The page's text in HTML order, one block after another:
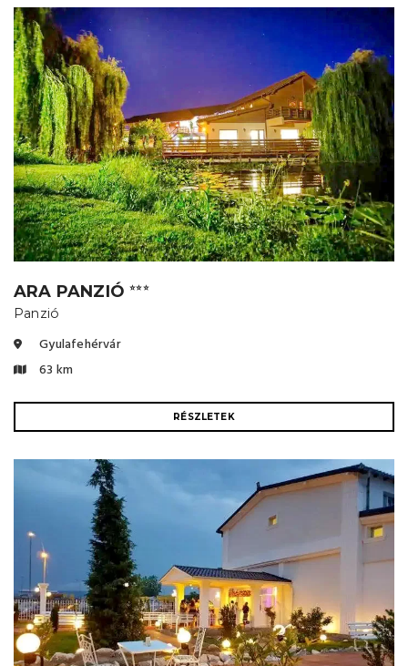
ARA PANZIÓ⭐⭐⭐
Panzió
Gyulafehérvár
63 km
RÉSZLETEK